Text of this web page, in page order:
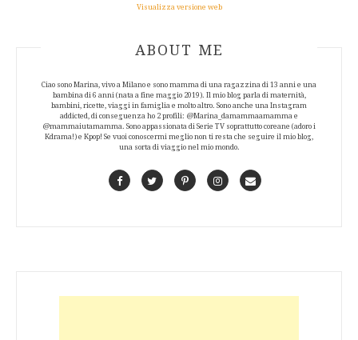
Visualizza versione web
ABOUT AUTHOR
ABOUT ME
Ciao sono Marina, vivo a Milano e sono mamma di una ragazzina di 13 anni e una
bambina di 6 anni (nata a fine maggio 2019). Il mio blog parla di maternità,
bambini, ricette, viaggi in famiglia e molto altro. Sono anche una Instagram
addicted, di conseguenza ho 2 profili: @Marina_damammaamamma e
@mammaiutamamma. Sono appassionata di Serie TV soprattutto coreane (adoro i
Kdrama!) e Kpop! Se vuoi conoscermi meglio non ti resta che seguire il mio blog,
una sorta di viaggio nel mio mondo.
FacebookTwitterPinterestInstagramContact